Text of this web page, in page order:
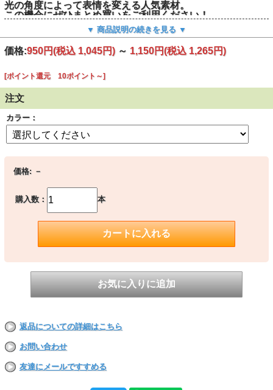
光の角度によって表情を変える人気素材。
この機会にぜひまとめ買いをご利用ください！
COE104の新しいダイクロストリップ LRDシリーズ。
バーナーワークでも使いやすく加工した商品です。
キルンワークでもバーナーワークでもお使い頂けます。
これまでのストリップより少し厚みが薄いため、1本の重さ
が少なくなっています。
表面スムースのクリアとブラックベース
（表示価格は10ｇの場合です）
1本約 約10ｇ～15ｇ
膨張係数 COE104
1本単位の測り売りのため、実際の重さ及び価格は前後致し
（表記は平均の1本10gの場合）
ご注文後現物の重さでの価格をお知らせ致します。予めご了
承下さい。
▼ 商品説明の続きを見る ▼
価格:950円(税込 1,045円) ～ 1,150円(税込 1,265円)
[ポイント還元 10ポイント～]
注文
カラー：
価格:－
購入数： 本
返品についての詳細はこちら
お問い合わせ
友達にメールですすめる